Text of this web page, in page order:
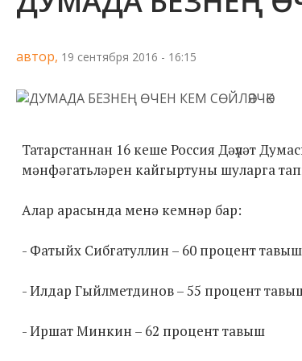
автор, 19 сентября 2016 - 16:15
Татарстаннан 16 кеше Россия Дәүләт
мәнфәгатьләрен кайгыртуны шуларга
Алар арасында менә кемнәр бар:
- Фатыйх Сибгатуллин – 60 процент тавыш
- Илдар Гыйлметдинов – 55 процент
- Иршат Минкин – 62 процент тавыш